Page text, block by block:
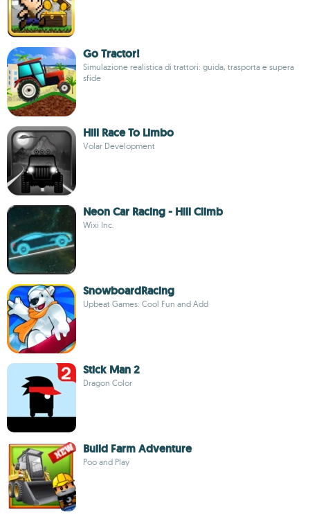
Go Tractor!
Simulazione realistica di trattori: guida, trasporta e supera
sfide
Hill Race To Limbo
Volar Development
Neon Car Racing - Hill Climb
Wixi Inc.
SnowboardRacing
Upbeat Games: Cool Fun and Add
Stick Man 2
Dragon Color
Build Farm Adventure
Poo and Play